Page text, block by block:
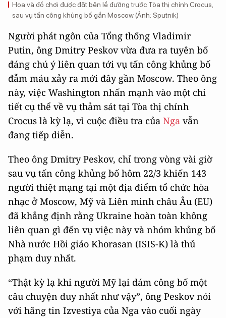
Hoa và đồ chơi được đặt bên lề đường trước Tòa thị chính Crocus,
sau vụ tấn công khủng bố gần Moscow (Ảnh: Sputnik)
Người phát ngôn của Tổng thống Vladimir
Putin, ông Dmitry Peskov vừa đưa ra tuyên bố
đáng chú ý liên quan tới vụ tấn công khủng bố
đẫm máu xảy ra mới đây gần Moscow. Theo ông
này, việc Washington nhấn mạnh vào một chi
tiết cụ thể về vụ thảm sát tại Tòa thị chính
Crocus là kỳ lạ, vì cuộc điều tra của Nga vẫn
đang tiếp diễn.
Theo ông Dmitry Peskov, chỉ trong vòng vài giờ
sau vụ tấn công khủng bố hôm 22/3 khiến 143
người thiệt mạng tại một địa điểm tổ chức hòa
nhạc ở Moscow, Mỹ và Liên minh châu Âu (EU)
đã khẳng định rằng Ukraine hoàn toàn không
liên quan gì đến vụ việc này và nhóm khủng bố
Nhà nước Hồi giáo Khorasan (ISIS-K) là thủ
phạm duy nhất.
“Thật kỳ lạ khi người Mỹ lại dám công bố một
câu chuyện duy nhất như vậy”, ông Peskov nói
với hãng tin Izvestiya của Nga vào cuối ngày